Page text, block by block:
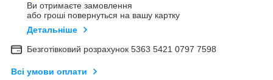
Ви отримаєте замовлення
або гроші повернуться на вашу картку
Детальніше
Безготівковий розрахунок 5363 5421 0797 7598
Всі умови оплати